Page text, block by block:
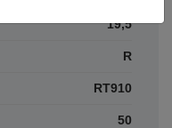
19,5
R
RT910
50